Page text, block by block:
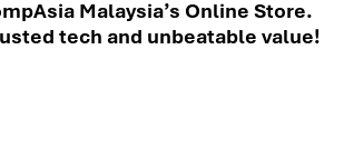
Malaysia’s Online Store.
tech and unbeatable value!